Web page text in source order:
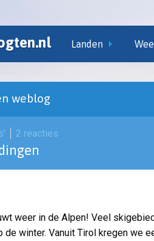
Landen
weblog
2 reacties
weer in de Alpen! Veel
de winter. Vanuit Tirol kregen we